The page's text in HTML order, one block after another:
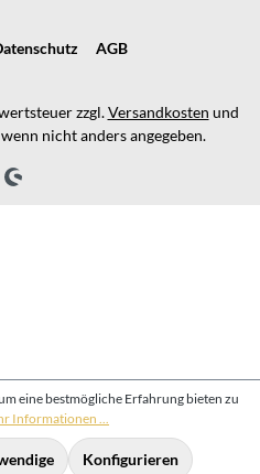
AGB
zzgl.Versandkosten und
nicht anders angegeben.
eine bestmögliche Erfahrung bieten zu
Informationen ...
Konfigurieren